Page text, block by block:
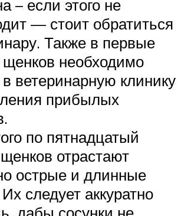
– если этого не
— стоит обратиться
Также в первые
необходимо
в ветеринарную клинику
прибылых
по пятнадцатый
отрастают
острые и длинные
Их следует аккуратно